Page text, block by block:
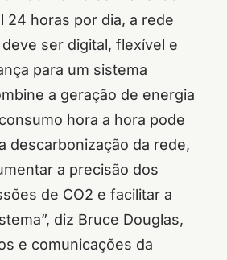
24 horas por dia, a rede
ser digital, flexível e
para um sistema
a geração de energia
hora a hora pode
descarbonização da rede,
a precisão dos
de CO2 e facilitar a
diz Bruce Douglas,
e comunicações da